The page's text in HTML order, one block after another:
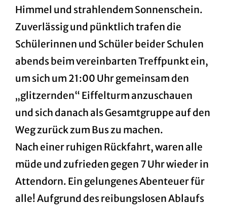
Himmel und strahlendem Sonnenschein.
Zuverlässig und pünktlich trafen die
Schülerinnen und Schüler beider Schulen
abends beim vereinbarten Treffpunkt ein,
um sich um 21:00 Uhr gemeinsam den
„glitzernden“ Eiffelturm anzuschauen
und sich danach als Gesamtgruppe auf den
Weg zurück zum Bus zu machen.
Nach einer ruhigen Rückfahrt, waren alle
müde und zufrieden gegen 7 Uhr wieder in
Attendorn. Ein gelungenes Abenteuer für
alle! Aufgrund des reibungslosen Ablaufs